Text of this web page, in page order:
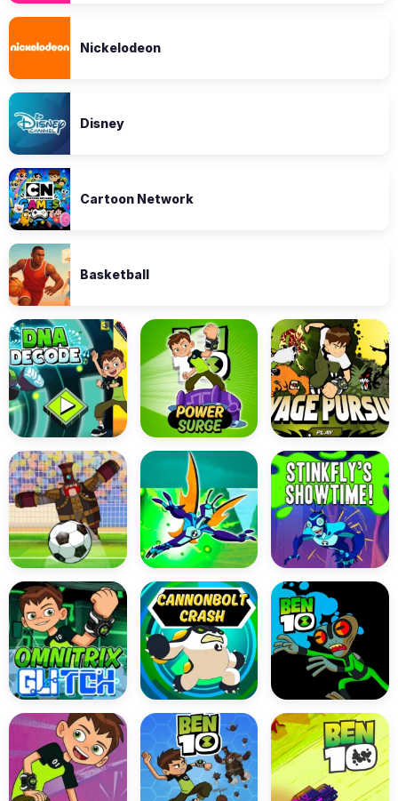
Nickelodeon
Disney
Cartoon Network
Basketball